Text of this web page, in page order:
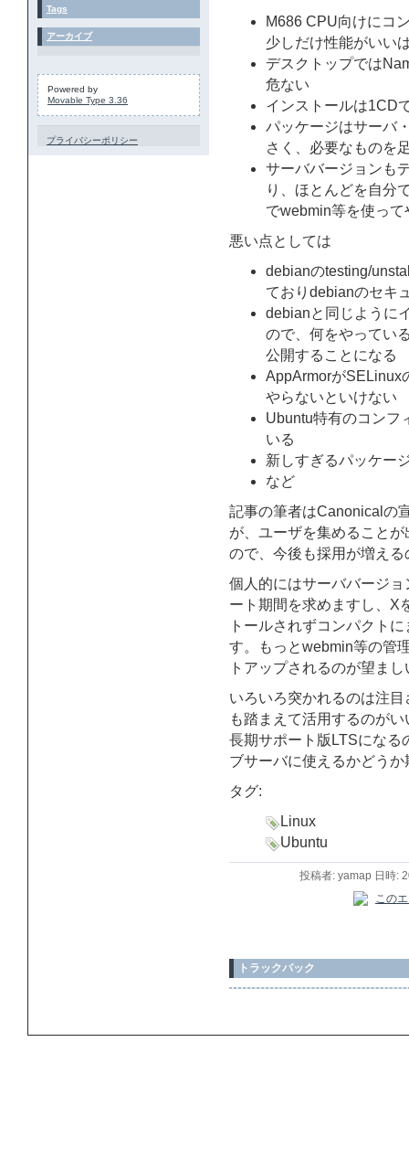
M686 CPU向けにコ
少しだけ性能がいい
デスクトップでは
危ない
インストールは1CD
パッケージはサーバ
さく、必要なものを
サーババージョンも
り、ほとんどを自分
でwebmin等を使って
悪い点としては
debianのtesting/
ておりdebianのセキ
debianと同じように
ので、何をやってい
公開することになる
AppArmorがSELinux
やらないといけない
Ubuntu特有のコンフ
いる
新しすぎるパッケー
など
記事の筆者はCanonicalの
が、ユーザを集めること
ので、今後も採用が増え
個人的にはサーババージ
ート期間を求めますし、X
トールされずコンパクト
す。もっとwebmin等の管
トアップされるのが望ま
いろいろ突かれるのは注
も踏まえて活用するのが
長期サポート版LTSになる
ブサーバに使えるかどうか
タグ:
Linux
Ubuntu
投稿者: yamap 日時:
トラックバック
Tags
アーカイブ
Powered by
Movable Type 3.36
プライバシーポリシー